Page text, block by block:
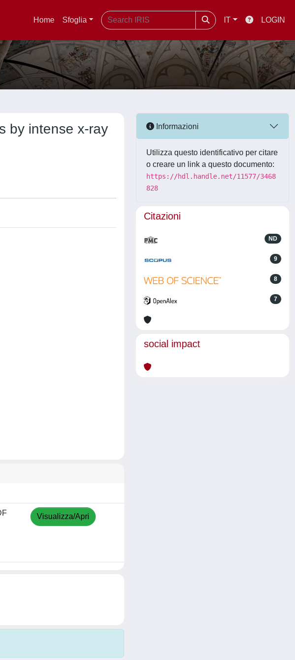
Home Sfoglia IT LOGIN
by intense x-ray
Visualizza/Apri
Informazioni
Utilizza questo identificativo per citare
o creare un link a questo documento:
https://hdl.handle.net/11577/3468
828
Citazioni
ND
9
8
7
social impact